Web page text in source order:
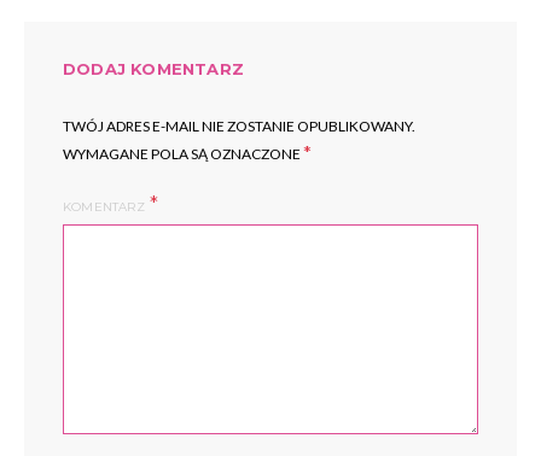
DODAJ KOMENTARZ
TWÓJ ADRES E-MAIL NIE ZOSTANIE OPUBLIKOWANY.
WYMAGANE POLA SĄ OZNACZONE *
KOMENTARZ